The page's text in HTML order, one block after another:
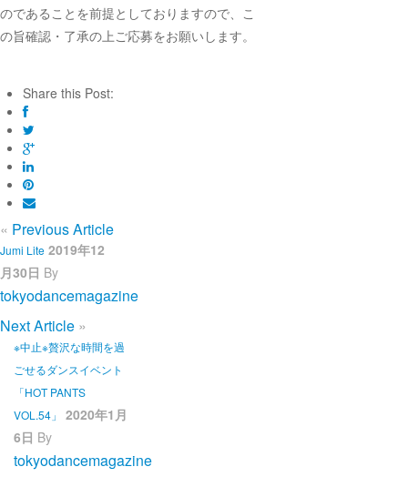
のであることを前提としておりますので、こ
の旨確認・了承の上ご応募をお願いします。
Share this Post:
« Previous Article
Jumi Lite 2019年12
月30日 By
tokyodancemagazine
Next Article »
※中止※贅沢な時間を過
ごせるダンスイベント
「HOT PANTS
VOL.54」
2020年1月
6日 By
tokyodancemagazine